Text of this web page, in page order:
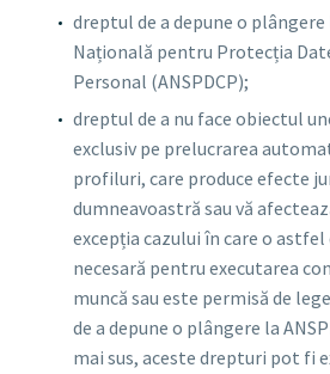
dreptul de a depune o
Națională pentru Protecția
Personal (ANSPDCP);
dreptul de a nu face obiectul
exclusiv pe prelucrarea
profiluri, care produce efecte
dumneavoastră sau vă
excepția cazului în care o
necesară pentru executarea
muncă sau este permisă de
de a depune o plângere la
mai sus, aceste drepturi pot fi